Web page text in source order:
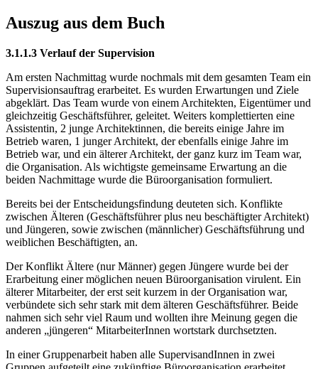
Auszug aus dem Buch
3.1.1.3 Verlauf der Supervision
Am ersten Nachmittag wurde nochmals mit dem gesamten Team ein
Supervisionsauftrag erarbeitet. Es wurden Erwartungen und Ziele
abgeklärt. Das Team wurde von einem Architekten, Eigentümer und
gleichzeitig Geschäftsführer, geleitet. Weiters komplettierten eine
Assistentin, 2 junge Architektinnen, die bereits einige Jahre im
Betrieb waren, 1 junger Architekt, der ebenfalls einige Jahre im
Betrieb war, und ein älterer Architekt, der ganz kurz im Team war,
die Organisation. Als wichtigste gemeinsame Erwartung an die
beiden Nachmittage wurde die Büroorganisation formuliert.
Bereits bei der Entscheidungsfindung deuteten sich. Konflikte
zwischen Älteren (Geschäftsführer plus neu beschäftigter Architekt)
und Jüngeren, sowie zwischen (männlicher) Geschäftsführung und
weiblichen Beschäftigten, an.
Der Konflikt Ältere (nur Männer) gegen Jüngere wurde bei der
Erarbeitung einer möglichen neuen Büroorganisation virulent. Ein
älterer Mitarbeiter, der erst seit kurzem in der Organisation war,
verbündete sich sehr stark mit dem älteren Geschäftsführer. Beide
nahmen sich sehr viel Raum und wollten ihre Meinung gegen die
anderen „jüngeren“ MitarbeiterInnen wortstark durchsetzten.
In einer Gruppenarbeit haben alle SupervisandInnen in zwei